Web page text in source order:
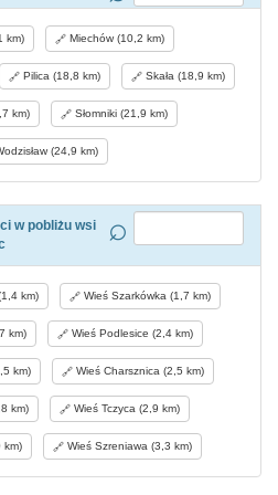
km) Miechów (10,2 km)
Pilica (18,8 km) Skała (18,9 km)
km) Słomniki (21,9 km)
(24,9 km)
w pobliżu wsi
km) Wieś Szarkówka (1,7 km)
km) Wieś Podlesice (2,4 km)
km) Wieś Charsznica (2,5 km)
km) Wieś Tczyca (2,9 km)
km) Wieś Szreniawa (3,3 km)